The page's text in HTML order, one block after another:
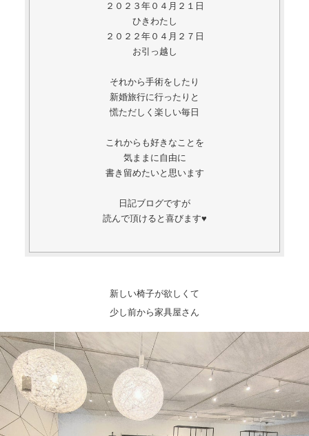
２０２３年０４月２１日
ひきわたし
２０２２年０４月２７日
お引っ越し
それから手術をしたり
新婚旅行に行ったりと
慌ただしく楽しい毎日
これからも好きなことを
気ままに自由に
書き留めたいと思います
日記ブログですが
読んで頂けると喜びます♥️
新しい椅子が欲しくて
少し前から家具屋さん